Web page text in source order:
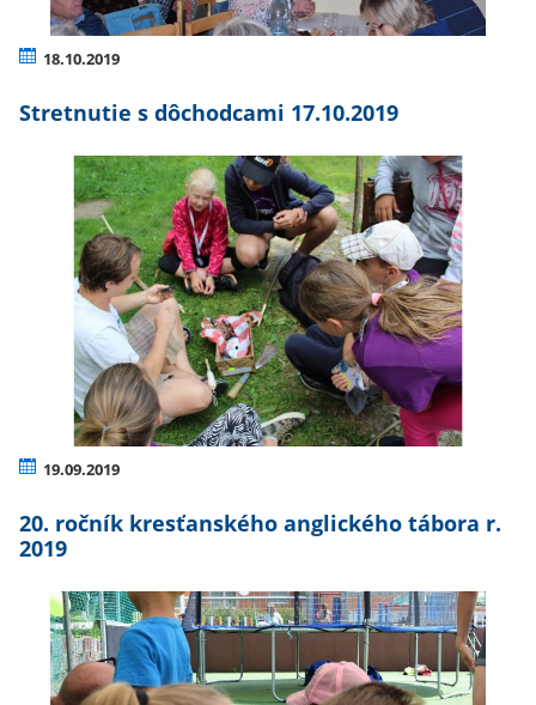
18.10.2019
Stretnutie s dôchodcami 17.10.2019
19.09.2019
20. ročník kresťanského anglického tábora r.
2019